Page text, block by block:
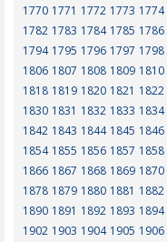
1770 1771 1772 1773 1774
1782 1783 1784 1785 1786
1794 1795 1796 1797 1798
1806 1807 1808 1809 1810
1818 1819 1820 1821 1822
1830 1831 1832 1833 1834
1842 1843 1844 1845 1846
1854 1855 1856 1857 1858
1866 1867 1868 1869 1870
1878 1879 1880 1881 1882
1890 1891 1892 1893 1894
1902 1903 1904 1905 1906